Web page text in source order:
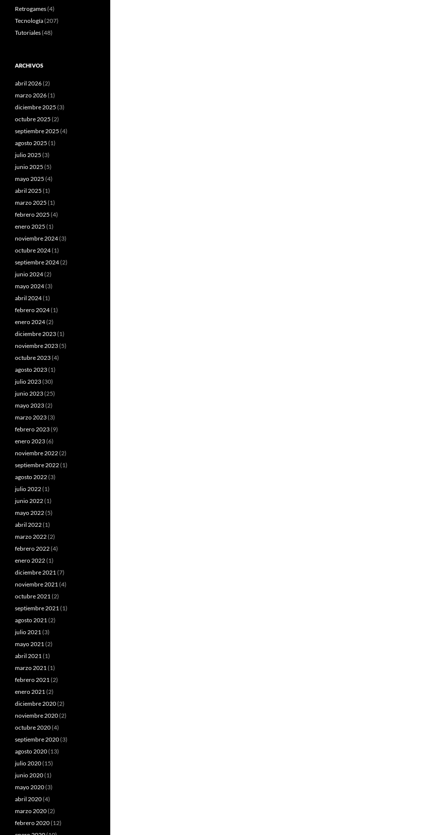
Retrogames(4)
Tecnología(207)
Tutoriales(48)
ARCHIVOS
abril 2026(2)
marzo 2026(1)
diciembre 2025 (3)
octubre 2025 (2)
septiembre 2025 (4)
agosto 2025 (1)
julio 2025 (3)
junio 2025 (5)
mayo 2025 (4)
abril 2025 (1)
marzo 2025 (1)
febrero 2025 (4)
enero 2025 (1)
noviembre 2024(3)
octubre 2024(1)
septiembre 2024(2)
junio 2024(2)
mayo 2024(3)
abril 2024(1)
febrero 2024(1)
enero 2024(2)
diciembre 2023(1)
noviembre 2023(5)
octubre 2023(4)
agosto 2023(1)
julio 2023(30)
junio 2023(25)
mayo 2023(2)
marzo 2023(3)
febrero 2023(9)
enero 2023(6)
noviembre 2022(2)
septiembre 2022(1)
agosto 2022(3)
julio 2022(1)
junio 2022(1)
mayo 2022(5)
abril 2022(1)
marzo 2022(2)
febrero 2022(4)
enero 2022(1)
diciembre 2021(7)
noviembre 2021(4)
octubre 2021(2)
septiembre 2021(1)
agosto 2021(2)
julio 2021(3)
mayo 2021(2)
abril 2021(1)
marzo 2021(1)
febrero 2021(2)
enero 2021(2)
diciembre 2020(2)
noviembre 2020(2)
octubre 2020(4)
septiembre 2020(3)
agosto 2020(13)
julio 2020(15)
junio 2020(1)
mayo 2020(3)
abril 2020(4)
marzo 2020(2)
febrero 2020(12)